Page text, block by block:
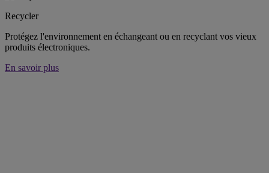
Recycler
Protégez l'environnement en échangeant ou en recyclant vos vieux
produits électroniques.
En savoir plus